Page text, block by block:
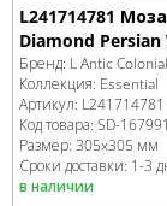
L241714781
Diamond Persian
Бренд: L Antic Colonial
Коллекция: Essential
Артикул: L241714781
Код товара: SD-167991
Размер: 305x305 мм
Сроки доставки: 1-3
в наличии